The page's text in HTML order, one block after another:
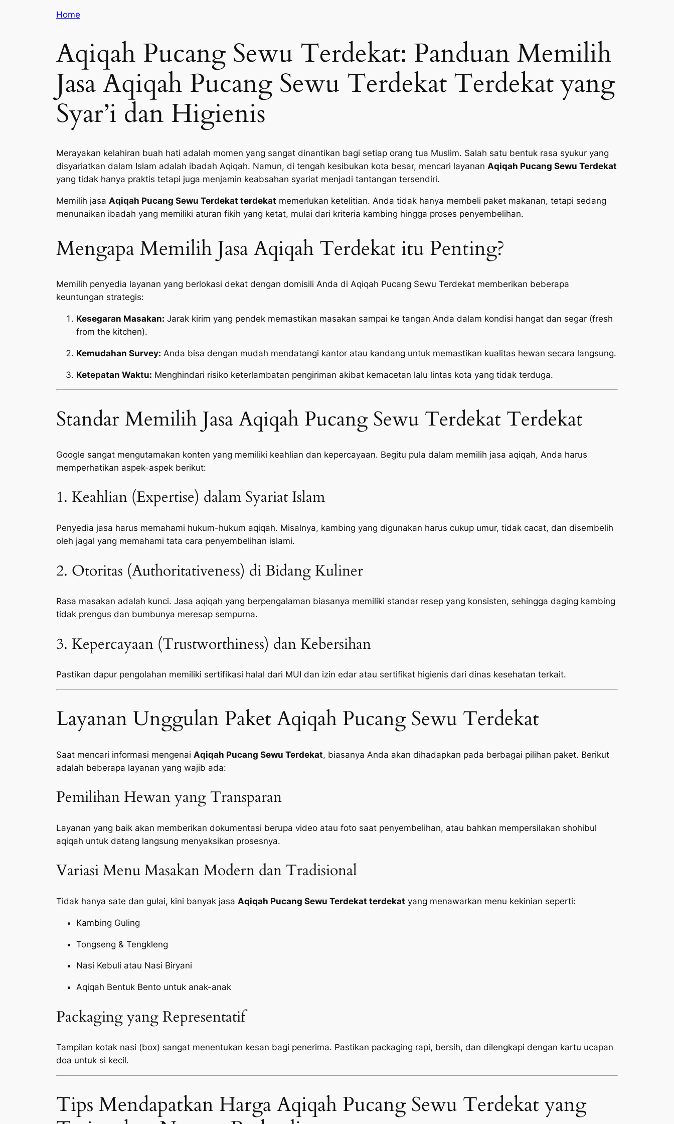
Home
Aqiqah Pucang Sewu Terdekat: Panduan Memilih
Jasa Aqiqah Pucang Sewu Terdekat Terdekat yang
Syar’i dan Higienis
Merayakan kelahiran buah hati adalah momen yang sangat dinantikan bagi setiap orang tua Muslim. Salah satu bentuk rasa syukur yang
disyariatkan dalam Islam adalah ibadah Aqiqah. Namun, di tengah kesibukan kota besar, mencari layanan Aqiqah Pucang Sewu Terdekat
yang tidak hanya praktis tetapi juga menjamin keabsahan syariat menjadi tantangan tersendiri.
Memilih jasa Aqiqah Pucang Sewu Terdekat terdekat memerlukan ketelitian. Anda tidak hanya membeli paket makanan, tetapi sedang
menunaikan ibadah yang memiliki aturan fikih yang ketat, mulai dari kriteria kambing hingga proses penyembelihan.
Mengapa Memilih Jasa Aqiqah Terdekat itu Penting?
Memilih penyedia layanan yang berlokasi dekat dengan domisili Anda di Aqiqah Pucang Sewu Terdekat memberikan beberapa
keuntungan strategis:
Kesegaran Masakan: Jarak kirim yang pendek memastikan masakan sampai ke tangan Anda dalam kondisi hangat dan segar (fresh
from the kitchen).
Kemudahan Survey: Anda bisa dengan mudah mendatangi kantor atau kandang untuk memastikan kualitas hewan secara langsung.
Ketepatan Waktu: Menghindari risiko keterlambatan pengiriman akibat kemacetan lalu lintas kota yang tidak terduga.
Standar Memilih Jasa Aqiqah Pucang Sewu Terdekat Terdekat
Google sangat mengutamakan konten yang memiliki keahlian dan kepercayaan. Begitu pula dalam memilih jasa aqiqah, Anda harus
memperhatikan aspek-aspek berikut:
1. Keahlian (Expertise) dalam Syariat Islam
Penyedia jasa harus memahami hukum-hukum aqiqah. Misalnya, kambing yang digunakan harus cukup umur, tidak cacat, dan disembelih
oleh jagal yang memahami tata cara penyembelihan islami.
2. Otoritas (Authoritativeness) di Bidang Kuliner
Rasa masakan adalah kunci. Jasa aqiqah yang berpengalaman biasanya memiliki standar resep yang konsisten, sehingga daging kambing
tidak prengus dan bumbunya meresap sempurna.
3. Kepercayaan (Trustworthiness) dan Kebersihan
Pastikan dapur pengolahan memiliki sertifikasi halal dari MUI dan izin edar atau sertifikat higienis dari dinas kesehatan terkait.
Layanan Unggulan Paket Aqiqah Pucang Sewu Terdekat
Saat mencari informasi mengenai Aqiqah Pucang Sewu Terdekat, biasanya Anda akan dihadapkan pada berbagai pilihan paket. Berikut
adalah beberapa layanan yang wajib ada:
Pemilihan Hewan yang Transparan
Layanan yang baik akan memberikan dokumentasi berupa video atau foto saat penyembelihan, atau bahkan mempersilakan shohibul
aqiqah untuk datang langsung menyaksikan prosesnya.
Variasi Menu Masakan Modern dan Tradisional
Tidak hanya sate dan gulai, kini banyak jasa Aqiqah Pucang Sewu Terdekat terdekat yang menawarkan menu kekinian seperti:
Kambing Guling
Tongseng & Tengkleng
Nasi Kebuli atau Nasi Biryani
Aqiqah Bentuk Bento untuk anak-anak
Packaging yang Representatif
Tampilan kotak nasi (box) sangat menentukan kesan bagi penerima. Pastikan packaging rapi, bersih, dan dilengkapi dengan kartu ucapan
doa untuk si kecil.
Tips Mendapatkan Harga Aqiqah Pucang Sewu Terdekat yang